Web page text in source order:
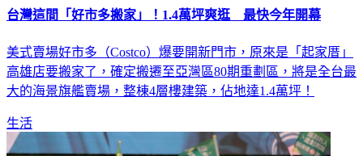
台灣這間「好市多搬家」！1.4萬坪爽逛 最快今年開幕
美式賣場好市多（Costco）爆要開新門市，原來是「起家厝」
高雄店要搬家了，確定搬遷至亞灣區80期重劃區，將是全台最
大的海景旗艦賣場，整棟4層樓建築，佔地達1.4萬坪！
生活